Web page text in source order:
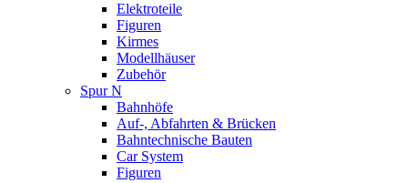
Elektroteile
Figuren
Kirmes
Modellhäuser
Zubehör
Spur N
Bahnhöfe
Auf-, Abfahrten & Brücken
Bahntechnische Bauten
Car System
Figuren